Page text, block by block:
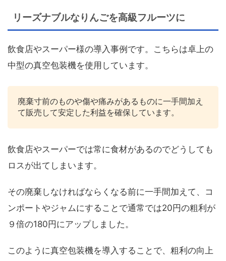
リーズナブルなりんごを高級フルーツに
飲食店やスーパー様の導入事例です。こちらは卓上の
中型の真空包装機を使用しています。
廃棄寸前のものや傷や痛みがあるものに一手間加え
て販売して安定した利益を確保しています。
飲食店やスーパーでは常に食材があるのでどうしても
ロスが出てしまいます。
その廃棄しなければならくなる前に一手間加えて、コ
ンポートやジャムにすることで通常では20円の粗利が
９倍の180円にアップしました。
このように真空包装機を導入することで、粗利の向上